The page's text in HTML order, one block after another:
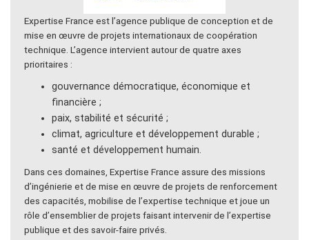
Expertise France est l’agence publique de conception et de
mise en œuvre de projets internationaux de coopération
technique. L’agence intervient autour de quatre axes
prioritaires :
gouvernance démocratique, économique et
financière ;
paix, stabilité et sécurité ;
climat, agriculture et développement durable ;
santé et développement humain.
Dans ces domaines, Expertise France assure des missions
d’ingénierie et de mise en œuvre de projets de renforcement
des capacités, mobilise de l’expertise technique et joue un
rôle d’ensemblier de projets faisant intervenir de l’expertise
publique et des savoir-faire privés.